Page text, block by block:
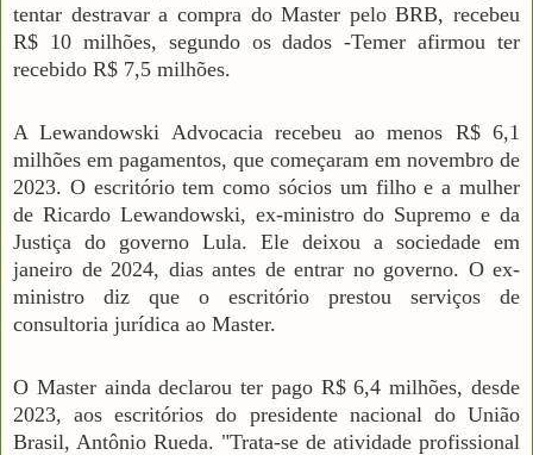
tentar destravar a compra do Master pelo BRB, recebeu
R$ 10 milhões, segundo os dados -Temer afirmou ter
recebido R$ 7,5 milhões.
A Lewandowski Advocacia recebeu ao menos R$ 6,1
milhões em pagamentos, que começaram em novembro de
2023. O escritório tem como sócios um filho e a mulher
de Ricardo Lewandowski, ex-ministro do Supremo e da
Justiça do governo Lula. Ele deixou a sociedade em
janeiro de 2024, dias antes de entrar no governo. O ex-
ministro diz que o escritório prestou serviços de
consultoria jurídica ao Master.
O Master ainda declarou ter pago R$ 6,4 milhões, desde
2023, aos escritórios do presidente nacional do União
Brasil, Antônio Rueda. "Trata-se de atividade profissional